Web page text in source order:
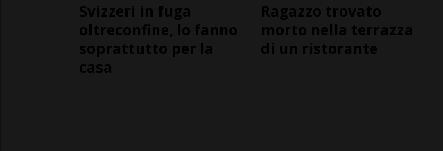
Svizzeri in fuga
oltreconfine, lo fanno
soprattutto per la
casa
Ragazzo trovato
morto nella terrazza
di un ristorante